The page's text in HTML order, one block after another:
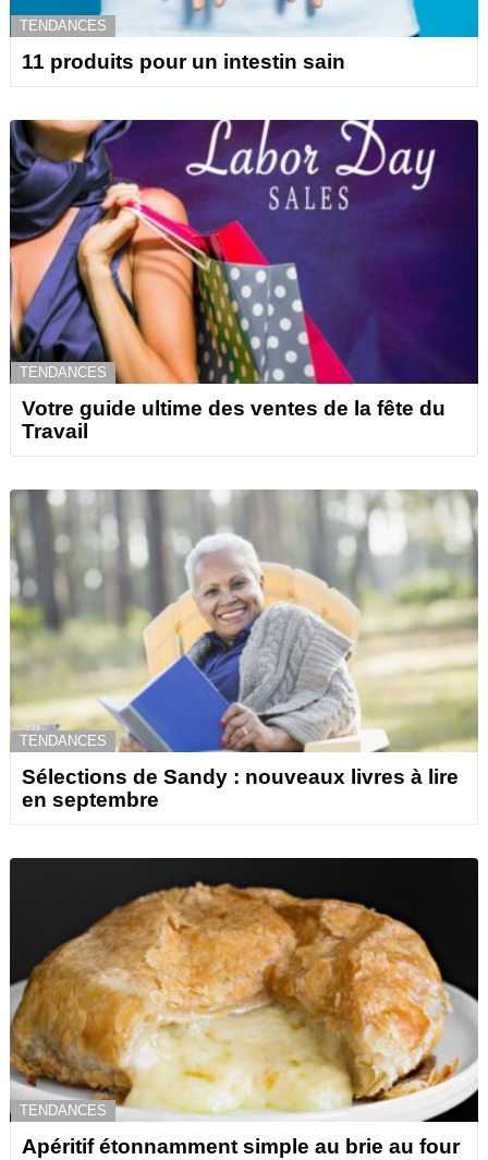
TENDANCES
11 produits pour un intestin sain
TENDANCES
Votre guide ultime des ventes de la fête du
Travail
TENDANCES
Sélections de Sandy : nouveaux livres à lire
en septembre
TENDANCES
Apéritif étonnamment simple au brie au four